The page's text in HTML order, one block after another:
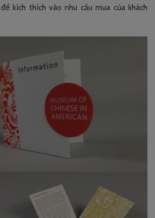
kích thích vào nhu cầu mua của khách